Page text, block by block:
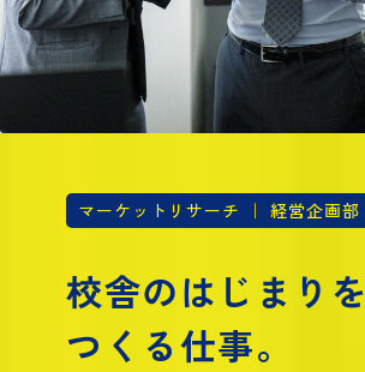
マーケットリサーチ ｜ 経営企画部
校舎のはじまりを
つくる仕事。